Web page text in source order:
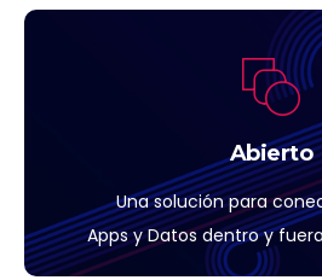
Abierto
Una solución para
Apps y Datos dentro y